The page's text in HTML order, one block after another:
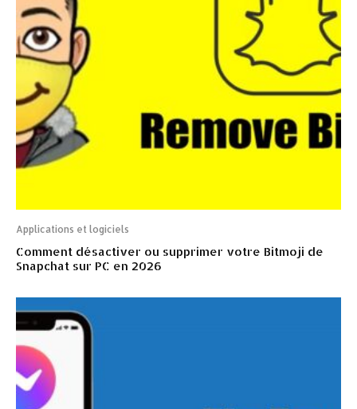
Applications et logiciels
Comment désactiver ou supprimer votre Bitmoji de
Snapchat sur PC en 2026